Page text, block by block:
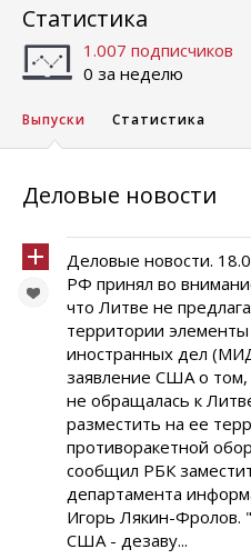
Статистика
1.007 подписчиков
0 за неделю
Выпуски Статистика
Деловые новости
Деловые новости.
РФ принял во
что Литве не
территории
иностранных дел
заявление США о том,
не обращалась к
разместить на ее
противоракетной
сообщил РБК
департамента
Игорь Лякин-Фролов.
США - дезаву...